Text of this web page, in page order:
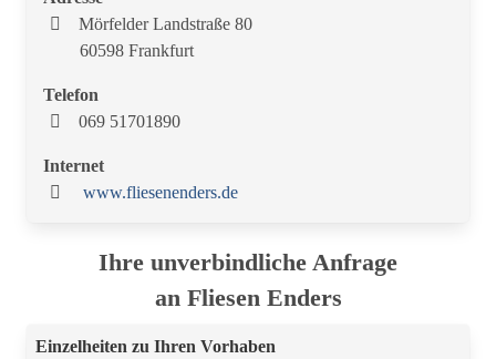
Mörfelder Landstraße 80
60598 Frankfurt
Telefon
069 51701890
Internet
www.fliesenenders.de
Ihre unverbindliche Anfrage
an Fliesen Enders
Einzelheiten zu Ihren Vorhaben